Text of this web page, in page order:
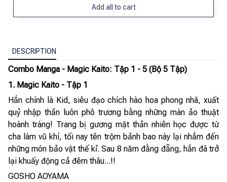
Add all to cart
DESCRIPTION
Combo Manga - Magic Kaito: Tập 1 - 5 (Bộ 5 Tập)
1. Magic Kaito - Tập 1
Hắn chính là Kid, siêu đạo chích hào hoa phong nhã, xuất
quỷ nhập thần luôn phô trương bằng những màn ảo thuật
hoành tráng! Trang bị gương mặt thản nhiên học được từ
cha làm vũ khí, tối nay tên trộm bảnh bao này lại nhắm đến
những món bảo vật thế kỉ. Sau 8 năm đằng đẵng, hắn đã trở
lại khuấy động cả đêm thâu...!!
GOSHO AOYAMA